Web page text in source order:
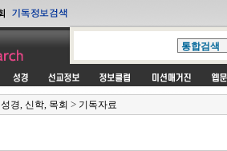
성경, 신학, 목회 > 기독자료